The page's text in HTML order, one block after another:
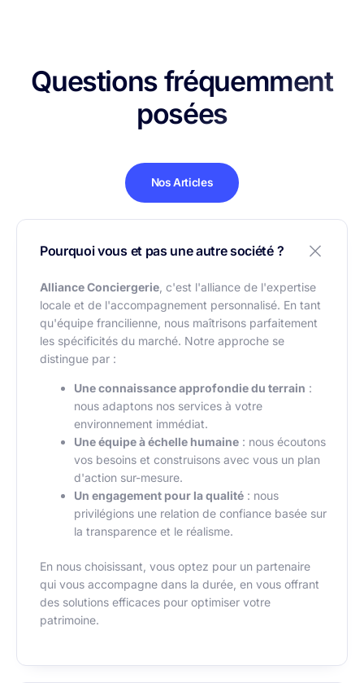
Questions fréquemment
posées
Nos Articles
Pourquoi vous et pas une autre société ?
Alliance Conciergerie , c'est l'alliance de l'expertise
locale et de l'accompagnement personnalisé. En tant
qu'équipe francilienne, nous maîtrisons parfaitement
les spécificités du marché. Notre approche se
distingue par :
Une connaissance approfondie du terrain :
nous adaptons nos services à votre
environnement immédiat.
Une équipe à échelle humaine : nous écoutons
vos besoins et construisons avec vous un plan
d'action sur-mesure.
Un engagement pour la qualité : nous
privilégions une relation de confiance basée sur
la transparence et le réalisme.
En nous choisissant, vous optez pour un partenaire
qui vous accompagne dans la durée, en vous offrant
des solutions efficaces pour optimiser votre
patrimoine.